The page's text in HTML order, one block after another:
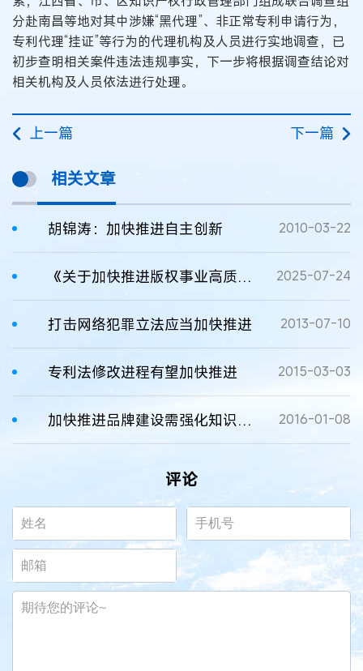
分赴南昌等地对其中涉嫌“黑代理”、非正常专利申请行为，
专利代理“挂证”等行为的代理机构及人员进行实地调查，已
初步查明相关案件违法违规事实，下一步将根据调查结论对
相关机构及人员依法进行处理。
上一篇 下一篇
相关文章
胡锦涛：加快推进自主创新 2010-03-22
《关于加快推进版权事业高质量发展的意见》全文 2025-07-24
打击网络犯罪立法应当加快推进 2013-07-10
专利法修改进程有望加快推进 2015-03-03
加快推进品牌建设需强化知识产权保护 2016-01-08
评论